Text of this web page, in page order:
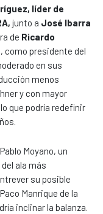
líder de
junto a José Ibarra
de Ricardo
como presidente del
en sus
menos
y con mayor
que podría redefinir
Moyano, un
ala más
su posible
Manrique de la
inclinar la balanza.